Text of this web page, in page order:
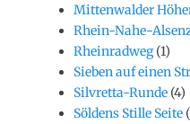
Mittenwalder
Rhein-Nahe-
Rheinradweg(1)
Sieben auf einen
Silvretta-Runde (4)
Söldens Stille Seite